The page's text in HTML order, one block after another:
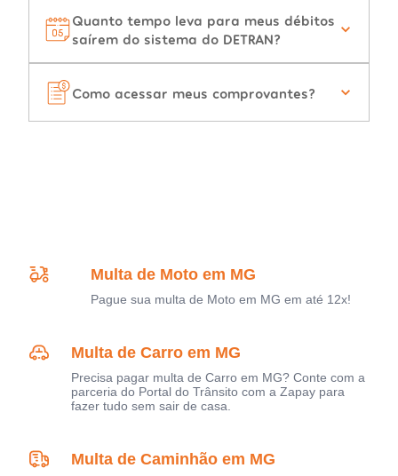
Quanto tempo leva para meus débitos
saírem do sistema do DETRAN?
Como acessar meus comprovantes?
Multa de Moto em MG
Pague sua multa de Moto em MG em até 12x!
Multa de Carro em MG
Precisa pagar multa de Carro em MG? Conte com a
parceria do Portal do Trânsito com a Zapay para
fazer tudo sem sair de casa.
Multa de Caminhão em MG